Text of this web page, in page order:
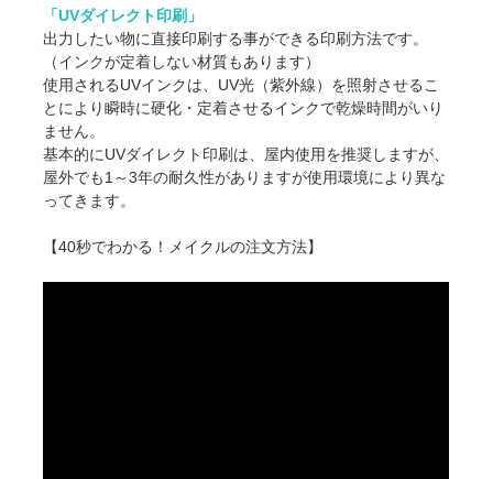
「UVダイレクト印刷」
出力したい物に直接印刷する事ができる印刷方法です。
（インクが定着しない材質もあります）
使用されるUVインクは、UV光（紫外線）を照射させるこ
とにより瞬時に硬化・定着させるインクで乾燥時間がいり
ません。
基本的にUVダイレクト印刷は、屋内使用を推奨しますが、
屋外でも1～3年の耐久性がありますが使用環境により異な
ってきます。
【40秒でわかる！メイクルの注文方法】